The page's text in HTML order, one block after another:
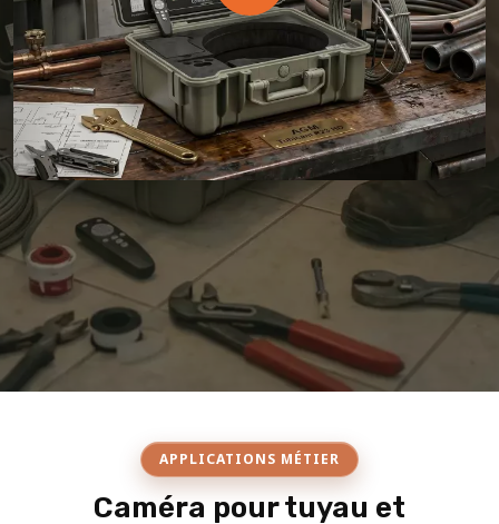
APPLICATIONS MÉTIER
Caméra pour tuyau et